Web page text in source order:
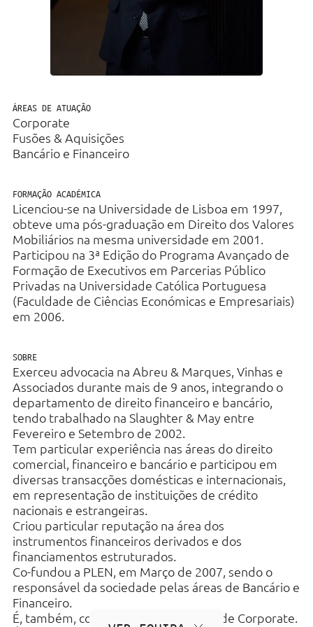
Bancário e Financeiro
Direito Laboral
Imobiliário & Urbanismo
Contencioso
Contratação Pública e
Regulatório e Proteção de Dados
ÁREAS DE ATUAÇÃO
Corporate
Fusões & Aquisições
Bancário e Financeiro
FORMAÇÃO ACADÉMICA
Licenciou-se na Universidade de Lisboa em 1997,
obteve uma pós-graduação em Direito dos Valores
Mobiliários na mesma universidade em 2001.
Participou na 3ª Edição do Programa Avançado de
Formação de Executivos em Parcerias Público
Privadas na Universidade Católica Portuguesa
(Faculdade de Ciências Económicas e Empresariais)
em 2006.
SOBRE
Exerceu advocacia na Abreu & Marques, Vinhas e
Associados durante mais de 9 anos, integrando o
departamento de direito financeiro e bancário,
tendo trabalhado na Slaughter & May entre
Fevereiro e Setembro de 2002.
Tem particular experiência nas áreas do direito
comercial, financeiro e bancário e participou em
diversas transacções domésticas e internacionais,
em representação de instituições de crédito
nacionais e estrangeiras.
Criou particular reputação na área dos
instrumentos financeiros derivados e dos
financiamentos estruturados.
Co-fundou a PLEN, em Março de 2007, sendo o
responsável da sociedade pelas áreas de Bancário e
Financeiro.
É, também, co-responsável pela área de Corporate.